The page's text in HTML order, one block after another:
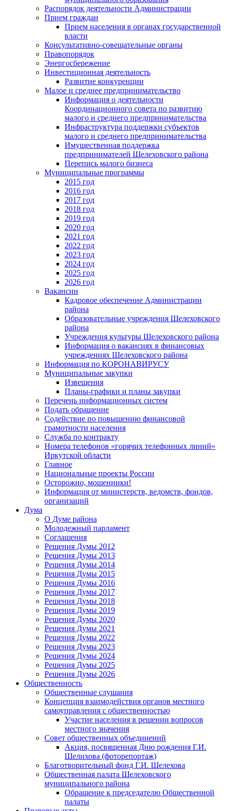
Распорядок деятельности Администрации
Прием граждан
Прием населения в органах государственной
власти
Консультативно-совещательные органы
Правопорядок
Энергосбережение
Инвестиционная деятельность
Развитие конкуренции
Малое и среднее предпринимательство
Информация о деятельности
Координационного совета по развитию
малого и среднего предпринимательства
Инфраструктура поддержки субъектов
малого и среднего предпринимательства
Имущественная поддержка
предпринимателей Шелеховского района
Перепись малого бизнеса
Муниципальные программы
2015 год
2016 год
2017 год
2018 год
2019 год
2020 год
2021 год
2022 год
2023 год
2024 год
2025 год
2026 год
Вакансии
Кадровое обеспечение Администрации
района
Образовательные учреждения Шелеховского
района
Учреждения культуры Шелеховского района
Информация о вакансиях в финансовых
учреждениях Шелеховского района
Информация по КОРОНАВИРУСУ
Муниципальные закупки
Извещения
Планы-графики и планы закупки
Перечень информационных систем
Подать обращение
Содействие по повышению финансовой
грамотности населения
Служба по контракту
Номера телефонов «горячих телефонных линий»
Иркутской области
Главное
Национальные проекты России
Осторожно, мошенники!
Информация от министерств, ведомств, фондов,
организаций
Дума
О Думе района
Молодежный парламент
Соглашения
Решения Думы 2012
Решения Думы 2013
Решения Думы 2014
Решения Думы 2015
Решения Думы 2016
Решения Думы 2017
Решения Думы 2018
Решения Думы 2019
Решения Думы 2020
Решения Думы 2021
Решения Думы 2022
Решения Думы 2023
Решения Думы 2024
Решения Думы 2025
Решения Думы 2026
Общественность
Общественные слушания
Концепция взаимодействия органов местного
самоуправления с общественностью
Участие населения в решении вопросов
местного значения
Совет общественных объединений
Акция, посвященная Дню рождения Г.И.
Шелихова (фоторепортаж)
Благотворительный фонд Г.И. Шелехова
Общественная палата Шелеховского
муниципального района
Обращение к председателю Общественной
палаты